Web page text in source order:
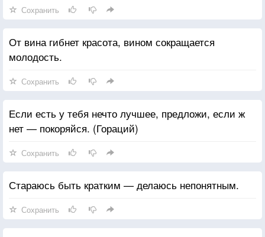
Сохранить
От вина гибнет красота, вином сокращается
молодость.
Сохранить
Если есть у тебя нечто лучшее, предложи, если ж
нет — покоряйся. (Гораций)
Сохранить
Стараюсь быть кратким — делаюсь непонятным.
Сохранить